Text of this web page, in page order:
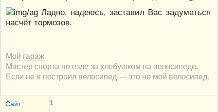
Ладно, надеюсь, заставил Вас задуматься
насчёт тормозов.
Мой гараж
Мастер спорта по езде за хлебушком на велосипеде.
Если не я построил велосипед — это не мой велосипед.
Сайт 1